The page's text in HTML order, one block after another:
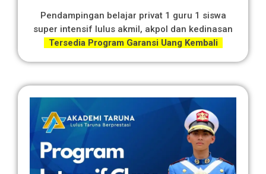
Pendampingan belajar privat 1 guru 1 siswa
super intensif lulus akmil, akpol dan kedinasan
Tersedia Program Garansi Uang Kembali